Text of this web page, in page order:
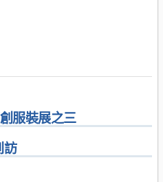
服裝展之三
訪